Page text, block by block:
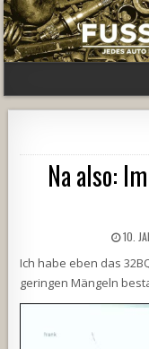
Na also:
10.
Ich habe eben das
geringen Mängeln